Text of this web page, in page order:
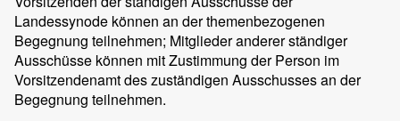
Landessynode können an der themenbezogenen
Begegnung teilnehmen; Mitglieder anderer ständiger
Ausschüsse können mit Zustimmung der Person im
Vorsitzendenamt des zuständigen Ausschusses an der
Begegnung teilnehmen.